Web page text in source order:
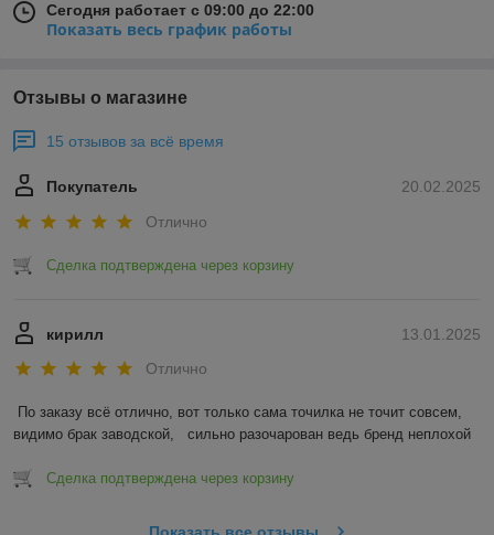
Сегодня работает с 09:00 до 22:00
Показать весь график работы
Отзывы о магазине
15 отзывов за всё время
20.02.2025
Покупатель
Отлично
Сделка подтверждена через корзину
13.01.2025
кирилл
Отлично
По заказу всё отлично, вот только сама точилка не точит совсем,
видимо брак заводской,   сильно разочарован ведь бренд неплохой
Сделка подтверждена через корзину